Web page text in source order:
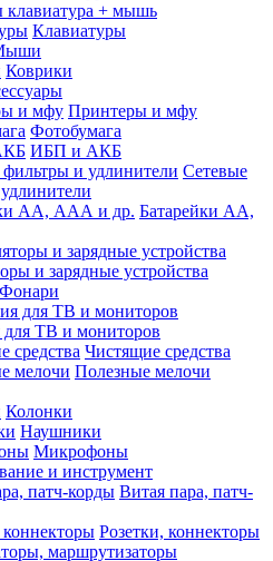
клавиатура + мышь
Клавиатуры
Коврики
Принтеры и мфу
Фотобумага
ИБП и АКБ
Сетевые
Батарейки АА,
и зарядные устройства
Фонари
для ТВ и мониторов
Чистящие средства
Полезные мелочи
Колонки
Наушники
Микрофоны
и инструмент
Витая пара, патч-
Розетки, коннекторы